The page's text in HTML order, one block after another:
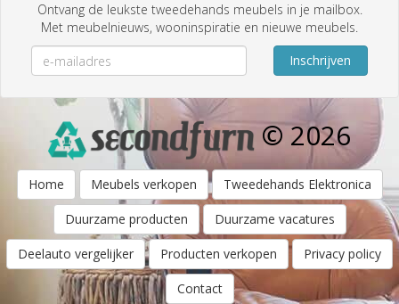
Ontvang de leukste tweedehands meubels in je mailbox.
Met meubelnieuws, wooninspiratie en nieuwe meubels.
Inschrijven
© 2026
Home Meubels verkopen Tweedehands Elektronica
Duurzame producten Duurzame vacatures
Deelauto vergelijker Producten verkopen Privacy policy
Contact